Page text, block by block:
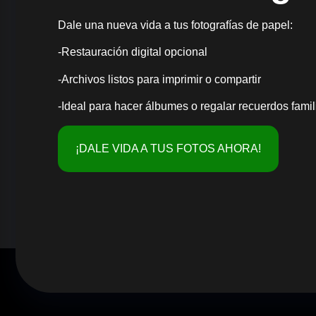
Dale una nueva vida a tus fotografías de papel:
-Restauración digital opcional
-Archivos listos para imprimir o compartir
-Ideal para hacer álbumes o regalar recuerdos
¡DALE VIDA A TUS FOTOS AHORA!